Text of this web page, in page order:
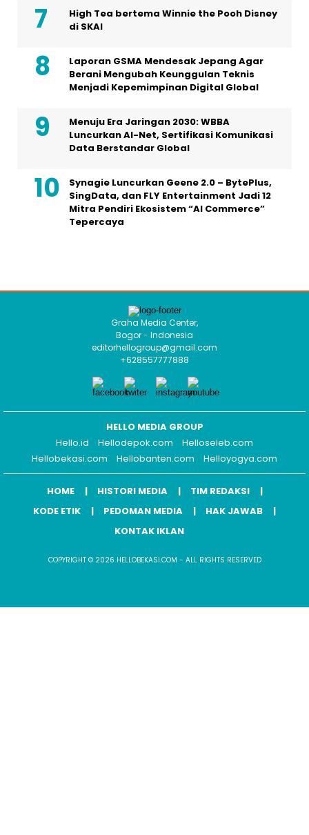
High Tea bertema Winnie the Pooh Disney
di SKAI
Laporan GSMA Mendesak Jepang Agar
Berani Mengubah Keunggulan Teknis
Menjadi Kepemimpinan Digital Global
Menuju Era Jaringan 2030: WBBA
Luncurkan AI-Net, Sertifikasi Komunikasi
Data Berstandar Global
Synagie Luncurkan Geene 2.0 – BytePlus,
SingData, dan FLY Entertainment Jadi 12
Mitra Pendiri Ekosistem “AI Commerce”
Tepercaya
Graha Media Center,
Bogor - Indonesia
editorhellogroup@gmail.com
+628557777888
HELLO MEDIA GROUP
Hello.id
Hellodepok.com
Helloseleb.com
Hellobekasi.com
Hellobanten.com Helloyogya.com
HOME HISTORI MEDIA
TIM REDAKSI
KODE ETIK
PEDOMAN MEDIA
HAK JAWAB
KONTAK IKLAN
COPYRIGHT © 2026 HELLOBEKASI.COM - ALL RIGHTS RESERVED